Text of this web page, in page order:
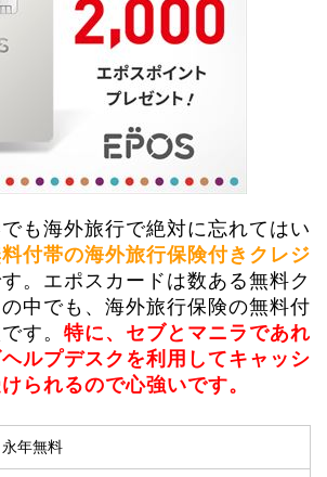
も海外旅行で絶対に忘れてはい
料付帯の海外旅行保険付きクレジ
。エポスカードは数ある無料ク
中でも、海外旅行保険の無料付
す。 特に、セブとマニラであれ
ルプデスクを利用してキャッシ
られるので心強いです。
永年無料